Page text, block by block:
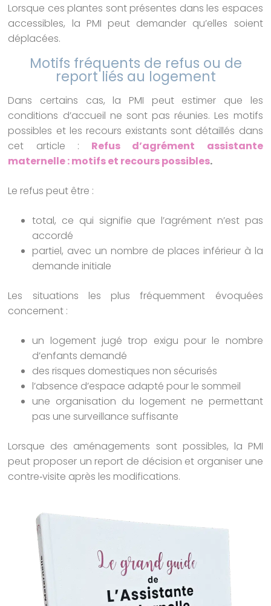
Lorsque ces plantes sont présentes dans les espaces
accessibles, la PMI peut demander qu’elles soient
déplacées.
Motifs fréquents de refus ou de
report liés au logement
Dans certains cas, la PMI peut estimer que les
conditions d’accueil ne sont pas réunies. Les motifs
possibles et les recours existants sont détaillés dans
cet article :
Refus d’agrément assistante
maternelle : motifs et recours possibles.
Le refus peut être :
total, ce qui signifie que l’agrément n’est pas
accordé
partiel, avec un nombre de places inférieur à la
demande initiale
Les situations les plus fréquemment évoquées
concernent :
un logement jugé trop exigu pour le nombre
d’enfants demandé
des risques domestiques non sécurisés
l’absence d’espace adapté pour le sommeil
une organisation du logement ne permettant
pas une surveillance suffisante
Lorsque des aménagements sont possibles, la PMI
peut proposer un report de décision et organiser une
contre‑visite après les modifications.